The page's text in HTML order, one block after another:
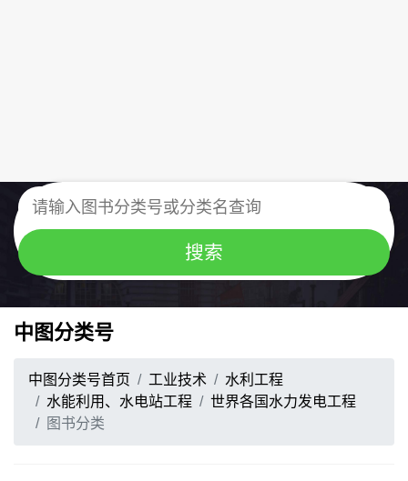
中图分类号
中图分类号首页 工业技术
水利工程
水能利用、水电站工程
世界各国水力发电工程
图书分类